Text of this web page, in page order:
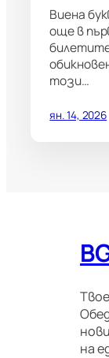
Виена
още в
този…
ян. 14, 2026
на